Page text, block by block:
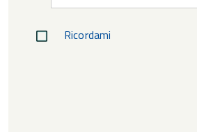
Ricordami